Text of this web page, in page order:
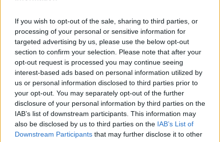
If you wish to opt-out of the sale, sharing to third parties, or
processing of your personal or sensitive information for
targeted advertising by us, please use the below opt-out
section to confirm your selection. Please note that after your
opt-out request is processed you may continue seeing
interest-based ads based on personal information utilized by
us or personal information disclosed to third parties prior to
your opt-out. You may separately opt-out of the further
disclosure of your personal information by third parties on the
IAB’s list of downstream participants. This information may
also be disclosed by us to third parties on the IAB’s List of
Downstream Participants that may further disclose it to other
καλο 09·05·2022 15:39
πελτε παιδια
0
ΝΕΟΕΛΛΗΝΙΚΗ ΒΛΑΚΕΙΑ 09·05·2022 10:31